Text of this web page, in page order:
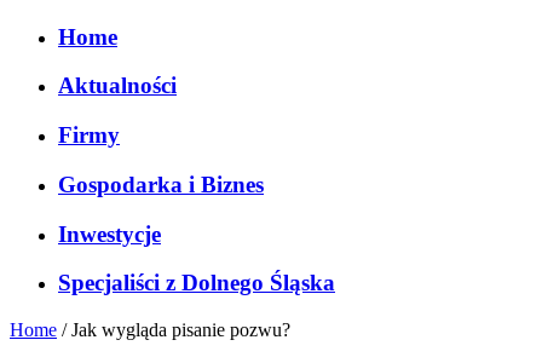
Home
Aktualności
Firmy
Gospodarka i Biznes
Inwestycje
Specjaliści z Dolnego Śląska
Home /Jak wygląda pisanie pozwu?